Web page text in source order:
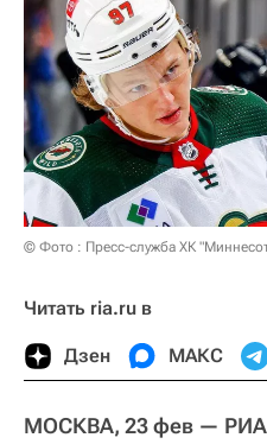
© Фото : Пресс-служба ХК
Читать ria.ru в
Дзен МАКС
МОСКВА, 23 фев — РИА